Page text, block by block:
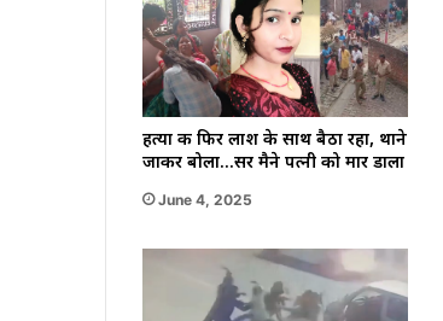
हत्या की फिर लाश के साथ बैठा रहा, थाने
जाकर बोला…सर मैने पत्नी को मार डाला
June 4, 2025